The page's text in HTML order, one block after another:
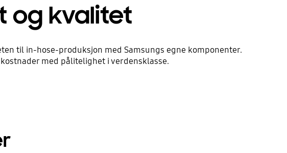
og kvalitet
til in-hose-produksjon med Samsungs egne komponenter.
med pålitelighet i verdensklasse.